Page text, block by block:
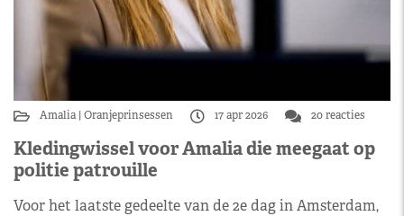
Amalia Oranjeprinsessen 17 apr 2026 20 reacties
Kledingwissel voor Amalia die meegaat op
politie patrouille
Voor het laatste gedeelte van de 2e dag in Amsterdam,